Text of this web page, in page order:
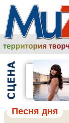
Песня дня